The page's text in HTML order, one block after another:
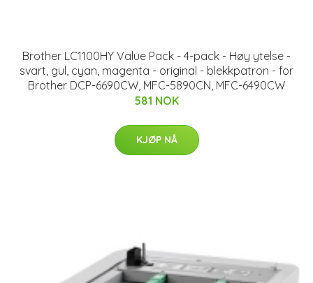
Brother LC1100HY Value Pack - 4-pack - Høy ytelse -
svart, gul, cyan, magenta - original - blekkpatron - for
Brother DCP-6690CW, MFC-5890CN, MFC-6490CW
581 NOK
KJØP NÅ